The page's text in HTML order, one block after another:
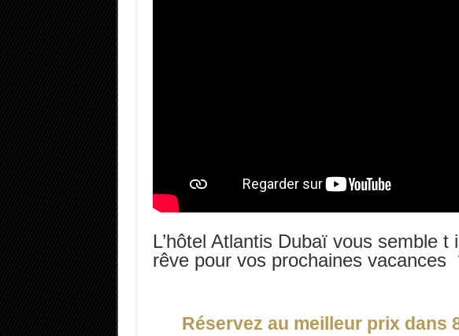
L’hôtel Atlantis Dubaï vous semble t
rêve pour vos prochaines vacances
Réservez au meilleur prix dans